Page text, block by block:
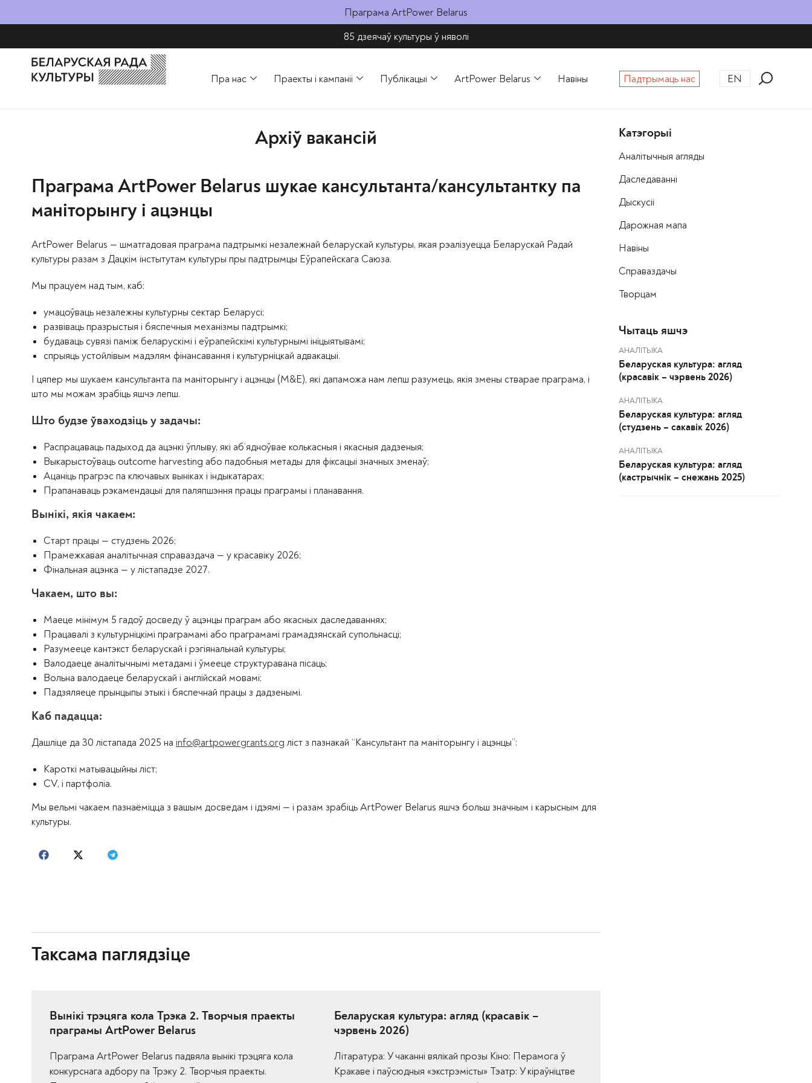
Праграма ArtPower Belarus
85 дзеячаў культуры ў няволі​
Пра нас Праекты і кампаніі Публікацыі ArtPower Belarus Навіны Падтрымаць нас EN
Архіў вакансій
Праграма ArtPower Belarus шукае кансультанта/кансультантку па
маніторынгу і ацэнцы
ArtPower Belarus — шматгадовая праграма падтрымкі незалежнай беларускай культуры, якая рэалізуецца Беларускай Радай
культуры разам з Дацкім інстытутам культуры пры падтрымцы Еўрапейскага Саюза.
Мы працуем над тым, каб:
умацоўваць незалежны культурны сектар Беларусі;
развіваць празрыстыя і бяспечныя механізмы падтрымкі;
будаваць сувязі паміж беларускімі і еўрапейскімі культурнымі ініцыятывамі;
спрыяць устойлівым мадэлям фінансавання і культурніцкай адвакацыі.
І цяпер мы шукаем кансультанта па маніторынгу і ацэнцы (M&E), які дапаможа нам лепш разумець, якія змены стварае праграма, і
што мы можам зрабіць яшчэ лепш.
Што будзе ўваходзіць у задачы:
Распрацаваць падыход да ацэнкі ўплыву, які аб’ядноўвае колькасныя і якасныя дадзеныя;
Выкарыстоўваць outcome harvesting або падобныя метады для фіксацыі значных зменаў;
Ацаніць прагрэс па ключавых выніках і індыкатарах;
Прапанаваць рэкамендацыі для паляпшэння працы праграмы і планавання.
Вынікі, якія чакаем:
Старт працы — студзень 2026;
Прамежкавая аналітычная справаздача — у красавіку 2026;
Фінальная ацэнка — у лістападзе 2027.
Чакаем, што вы:
Маеце мінімум 5 гадоў досведу ў ацэнцы праграм або якасных даследаваннях;
Працавалі з культурніцкімі праграмамі або праграмамі грамадзянскай супольнасці;
Разумееце кантэкст беларускай і рэгіянальнай культуры;
Валодаеце аналітычнымі метадамі і ўмееце структуравана пісаць;
Вольна валодаеце беларускай і англійскай мовамі;
Падзяляеце прынцыпы этыкі і бяспечнай працы з дадзенымі.
Каб падацца:
Дашліце да 30 лістапада 2025 на info@artpowergrants.orgліст з пазнакай “Кансультант па маніторынгу і ацэнцы”:
Кароткі матывацыйны ліст;
CV, і партфоліа.
Мы вельмі чакаем пазнаёміцца з вашым досведам і ідэямі — і разам зрабіць ArtPower Belarus яшчэ больш значным і карысным для
культуры.
Таксама паглядзіце
Вынікі трэцяга кола Трэка 2. Творчыя праекты
праграмы ArtPower Belarus
Праграма ArtPower Belarus падвяла вынікі трэцяга кола
конкурснага адбору па Трэку 2. Творчыя праекты.
Беларуская культура: агляд (красавік –
чэрвень 2026)
Літаратура: У чаканні вялікай прозы Кіно: Перамога ў
Кракаве і паўсюдныя «экстрэмісты» Тэатр: У кіраўніцтве
Катэгорыі
Аналітычныя агляды
Даследаванні
Дыскусіі
Дарожная мапа
Навіны
Справаздачы
Творцам
Чытаць яшчэ
АНАЛІТЫКА
Беларуская культура: агляд
(красавік – чэрвень 2026)
АНАЛІТЫКА
Беларуская культура: агляд
(студзень – сакавік 2026)
АНАЛІТЫКА
Беларуская культура: агляд
(кастрычнік – снежань 2025)